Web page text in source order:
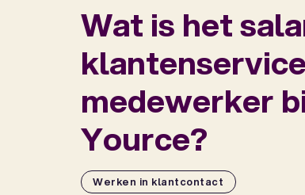
Wat is het
klantenservice
medewerker
Yource?
Werken in klantcontact